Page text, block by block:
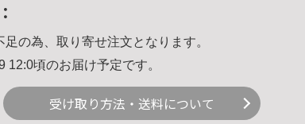
足の為、取り寄せ注文となります。
12:0頃のお届け予定です。
受け取り方法・送料について